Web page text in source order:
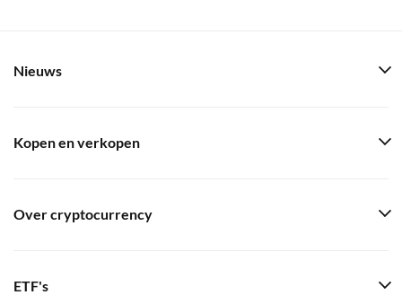
Nieuws
Kopen en verkopen
Over cryptocurrency
ETF's